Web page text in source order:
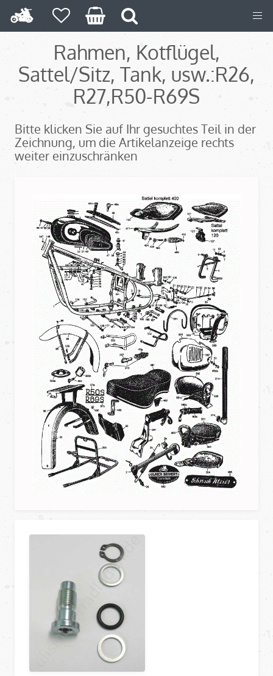
Rahmen, Kotflügel,
Sattel/Sitz, Tank, usw.:R26,
R27,R50-R69S
Bitte klicken Sie auf Ihr gesuchtes Teil in der
Zeichnung, um die Artikelanzeige rechts
weiter einzuschränken